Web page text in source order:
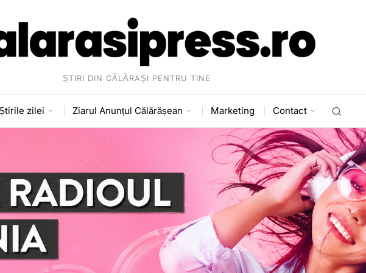
ȘTIRI DIN CĂLĂRAȘI PENTRU TINE
zilei Ziarul Anunțul Călărășean Marketing Contact